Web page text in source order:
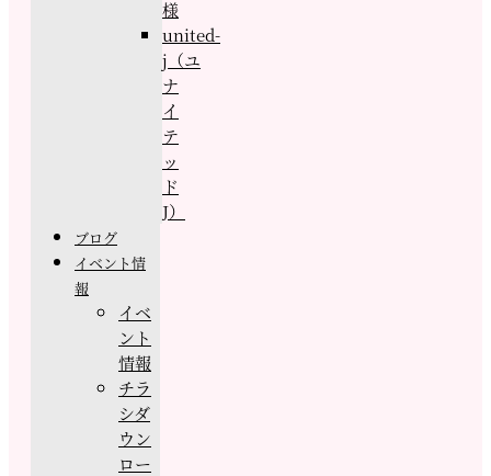
様
united-
j（ユ
ナ
イ
テ
ッ
ド
J）
ブログ
イベント情
報
イベ
ント
情報
チラ
シダ
ウン
ロー